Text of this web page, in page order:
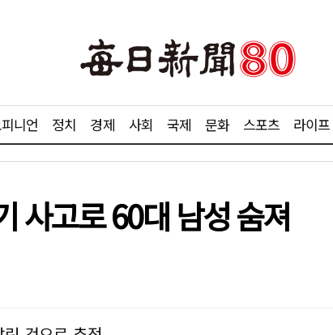
니언 정치 경제 사회 국제 문화 스포츠 라이프
사고로 60대 남성 숨져